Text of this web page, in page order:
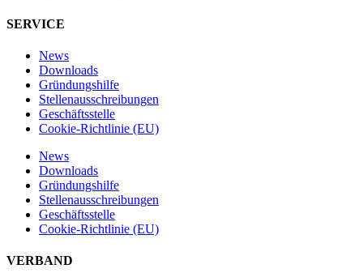
SERVICE
News
Downloads
Gründungshilfe
Stellen­ausschreibungen
Geschäftsstelle
Cookie-Richtlinie (EU)
News
Downloads
Gründungshilfe
Stellen­ausschreibungen
Geschäftsstelle
Cookie-Richtlinie (EU)
VERBAND